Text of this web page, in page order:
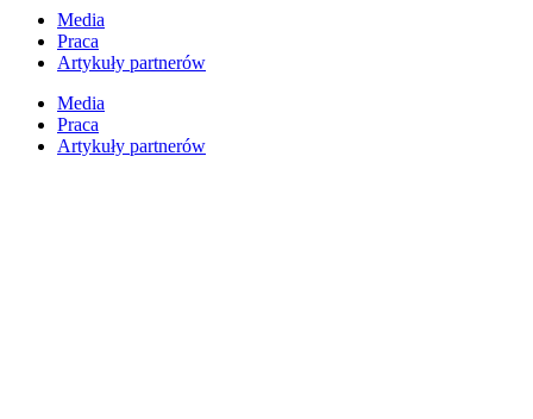
Przejdź
treści
Media
Praca
Artykuły partnerów
Media
Praca
Artykuły partnerów